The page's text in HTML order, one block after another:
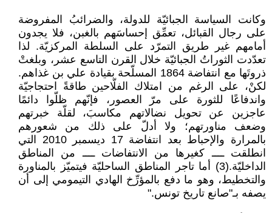
وكانت السياسة الجبائيّة للدولة، والضرائبُ المفروضة
على رجال القبائل، تعمِّق إحساسَهم بالغبن، فلا يجدون
أمامهم غير طريق التمرّد على السلطة المركزيّة. لذا
تعدّدت الثوراتُ الجبائيّة خلال القرن التاسع عشر، وبلغتْ
ذروتَها مع انتفاضة 1864 المسلّحة بقيادة علي بن غذاهم.
لكنْ، على الرغم من امتلاك الفلّاحين طاقةً احتجاجيّة
واندفاعًا للثورة على مرّ العصور، فإنّهم ظلّوا دائمًا
عاجزين عن تحويل نضالاتهم مكاسبَ، لقلّة خبرتهم
وضعف مناورتهم؛ ولا أدلّ على ذلك من شعورهم
بالمرارة والإحباط بعد انتفاضة 17 ديسمبر 2010 التي
انطلقت ــــ كغيرها من الانتفاضات ــــ من المناطق
الداخليّة.(3) أما تاجر المناطق الساحليّة فيتميّز بالمناورة
والتخطيط، وهو ما دفع بالمؤرِّخ الهادي التيمومي إلى أن
يصفه بـ"صانع تاريخ تونس."